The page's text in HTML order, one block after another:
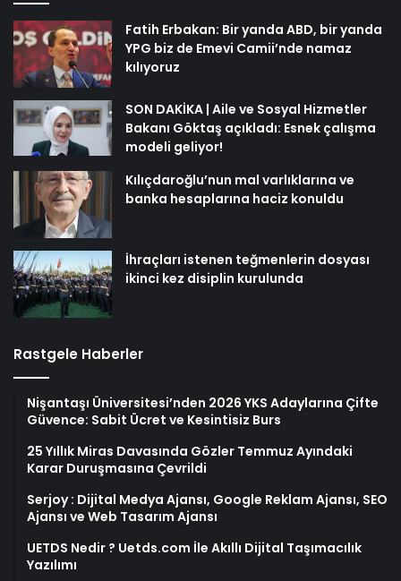
Fatih Erbakan: Bir yanda ABD, bir yanda
YPG biz de Emevi Camii’nde namaz
kılıyoruz
SON DAKİKA | Aile ve Sosyal Hizmetler
Bakanı Göktaş açıkladı: Esnek çalışma
modeli geliyor!
Kılıçdaroğlu’nun mal varlıklarına ve
banka hesaplarına haciz konuldu
İhraçları istenen teğmenlerin dosyası
ikinci kez disiplin kurulunda
Rastgele Haberler
Nişantaşı Üniversitesi’nden 2026 YKS Adaylarına Çifte
Güvence: Sabit Ücret ve Kesintisiz Burs
25 Yıllık Miras Davasında Gözler Temmuz Ayındaki
Karar Duruşmasına Çevrildi
Serjoy : Dijital Medya Ajansı, Google Reklam Ajansı, SEO
Ajansı ve Web Tasarım Ajansı
UETDS Nedir ? Uetds.com İle Akıllı Dijital Taşımacılık
Yazılımı